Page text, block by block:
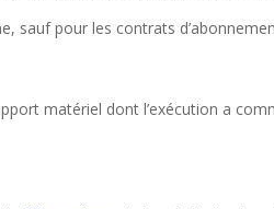
sauf pour les contrats
matériel dont l’exécution a